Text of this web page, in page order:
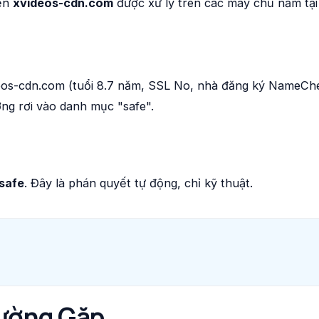
xvideos-cdn.com được xử lý trên các máy chủ nằm tại
cdn.com (tuổi 8.7 năm, SSL No, nhà đăng ký
rơi vào danh mục "safe".
. Đây là phán quyết tự động, chỉ kỹ thuật.